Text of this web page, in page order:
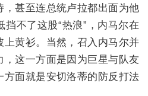
甚至连总统卢拉都出面为他
不了这股“热浪”，内马尔在
上黄衫。当然，召入内马尔并
这一方面是因为巨星与队友
方面就是安切洛蒂的防反打法